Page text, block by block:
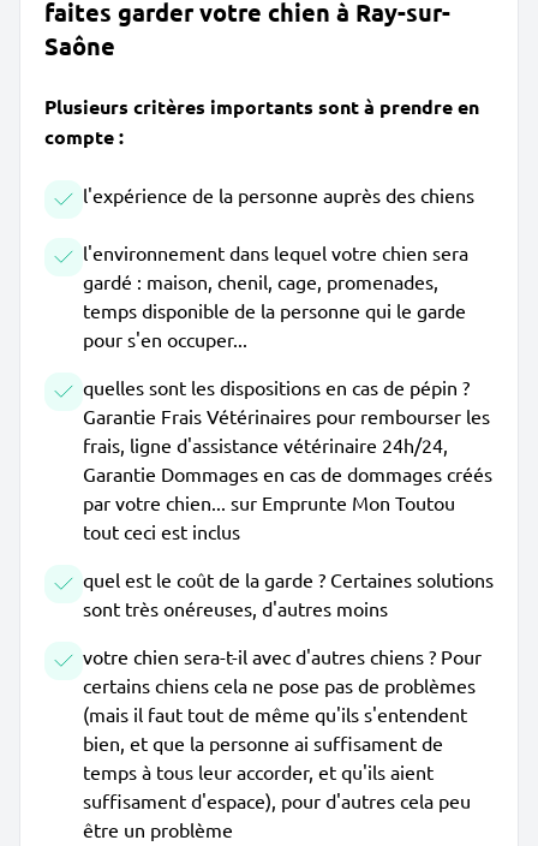
faites garder votre chien à Ray-sur-
Saône
Plusieurs critères importants sont à prendre en
compte :
l'expérience de la personne auprès des chiens
l'environnement dans lequel votre chien sera
gardé : maison, chenil, cage, promenades,
temps disponible de la personne qui le garde
pour s'en occuper...
quelles sont les dispositions en cas de pépin ?
Garantie Frais Vétérinaires pour rembourser les
frais, ligne d'assistance vétérinaire 24h/24,
Garantie Dommages en cas de dommages créés
par votre chien... sur Emprunte Mon Toutou
tout ceci est inclus
quel est le coût de la garde ? Certaines solutions
sont très onéreuses, d'autres moins
votre chien sera-t-il avec d'autres chiens ? Pour
certains chiens cela ne pose pas de problèmes
(mais il faut tout de même qu'ils s'entendent
bien, et que la personne ai suffisament de
temps à tous leur accorder, et qu'ils aient
suffisament d'espace), pour d'autres cela peu
être un problème